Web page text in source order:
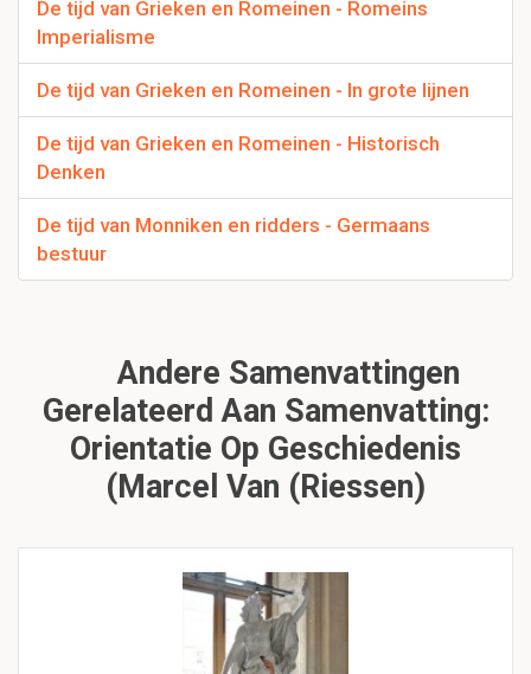
De tijd van Grieken en Romeinen - Romeins
Imperialisme
De tijd van Grieken en Romeinen - In grote lijnen
De tijd van Grieken en Romeinen - Historisch
Denken
De tijd van Monniken en ridders - Germaans
bestuur
Andere Samenvattingen
Gerelateerd Aan Samenvatting:
Orientatie Op Geschiedenis
(Marcel Van (Riessen)